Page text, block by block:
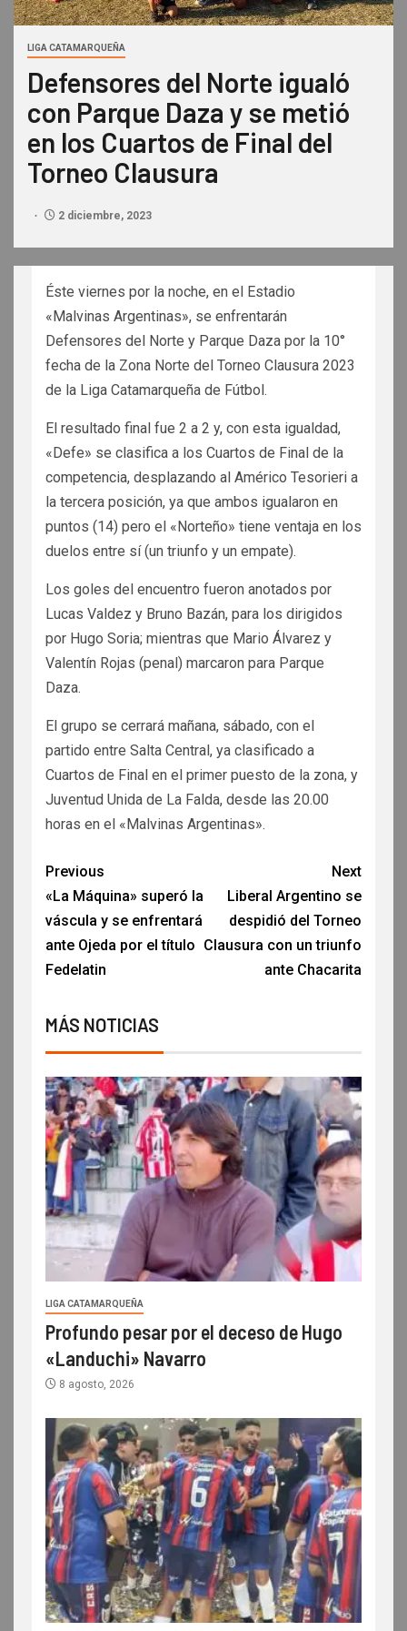
LIGA CATAMARQUEÑA
Defensores del Norte igualó
con Parque Daza y se metió
en los Cuartos de Final del
Torneo Clausura
2 diciembre, 2023
Éste viernes por la noche, en el Estadio
«Malvinas Argentinas», se enfrentarán
Defensores del Norte y Parque Daza por la 10°
fecha de la Zona Norte del Torneo Clausura 2023
de la Liga Catamarqueña de Fútbol.
El resultado final fue 2 a 2 y, con esta igualdad,
«Defe» se clasifica a los Cuartos de Final de la
competencia, desplazando al Américo Tesorieri a
la tercera posición, ya que ambos igualaron en
puntos (14) pero el «Norteño» tiene ventaja en los
duelos entre sí (un triunfo y un empate).
Los goles del encuentro fueron anotados por
Lucas Valdez y Bruno Bazán, para los dirigidos
por Hugo Soria; mientras que Mario Álvarez y
Valentín Rojas (penal) marcaron para Parque
Daza.
El grupo se cerrará mañana, sábado, con el
partido entre Salta Central, ya clasificado a
Cuartos de Final en el primer puesto de la zona, y
Juventud Unida de La Falda, desde las 20.00
horas en el «Malvinas Argentinas».
Previous
«La Máquina» superó la
váscula y se enfrentará
ante Ojeda por el título
Fedelatin
Next
Liberal Argentino se
despidió del Torneo
Clausura con un triunfo
ante Chacarita
MÁS NOTICIAS
LIGA CATAMARQUEÑA
Profundo pesar por el deceso de Hugo
«Landuchi» Navarro
8 agosto, 2026